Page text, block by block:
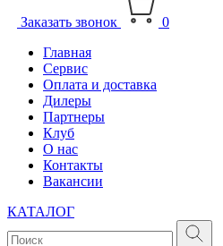
Заказать звонок
0
Главная
Сервис
Оплата и доставка
Дилеры
Партнеры
Клуб
О нас
Контакты
Вакансии
КАТАЛОГ